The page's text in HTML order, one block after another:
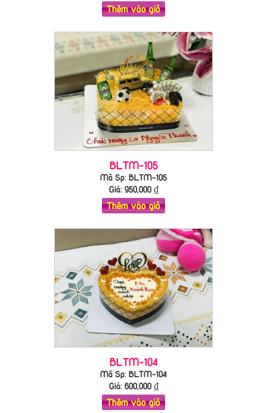
Thêm vào giỏ
BLTM-105
Mã Sp: BLTM-105
Giá: 950,000₫
Thêm vào giỏ
BLTM-104
Mã Sp: BLTM-104
Giá: 600,000₫
Thêm vào giỏ